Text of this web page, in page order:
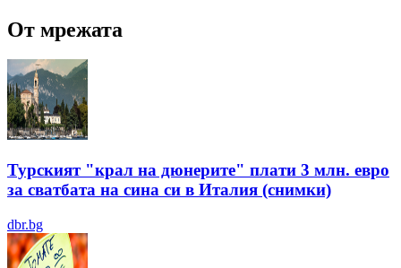
От мрежата
Турският "крал на дюнерите" плати 3 млн. евро
за сватбата на сина си в Италия (снимки)
dbr.bg